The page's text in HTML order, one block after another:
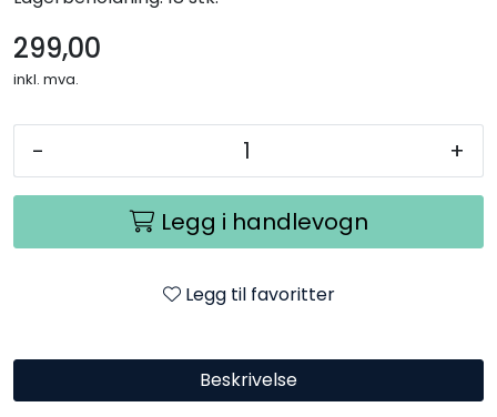
299,00
inkl. mva.
- +
Legg i handlevogn
Legg til favoritter
Beskrivelse